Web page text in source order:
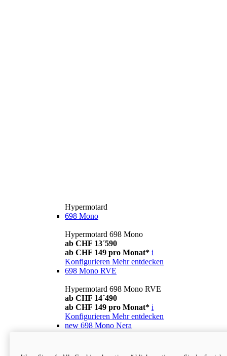
Hypermotard
698 Mono
Hypermotard 698 Mono
ab CHF 13´590
ab CHF 149 pro Monat* i
Konfigurieren Mehr entdecken
698 Mono RVE
Hypermotard 698 Mono RVE
ab CHF 14´490
ab CHF 149 pro Monat* i
Konfigurieren Mehr entdecken
new 698 Mono Nera
ab CHF 13´990